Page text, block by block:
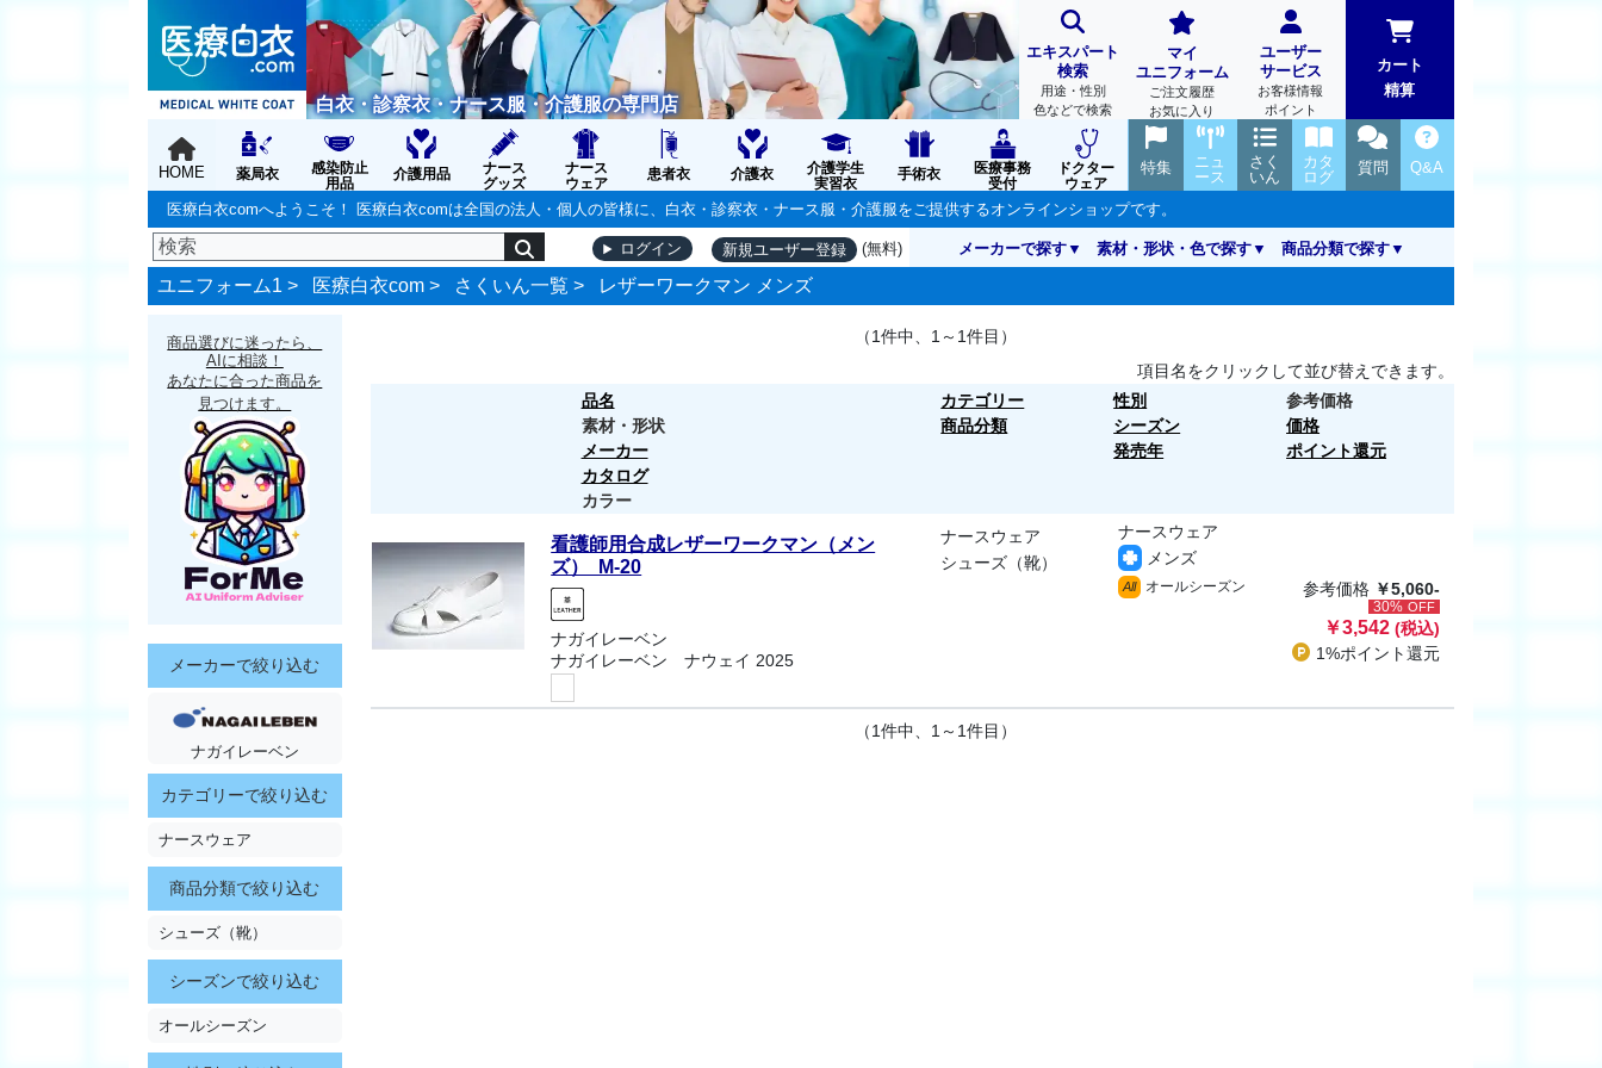
白衣・診察衣・ナース服・介護服の専門店
エキスパート
検索
用途・性別
色などで検索
マイ
ユニフォーム
ご注文履歴
お気に入り
ユーザー
サービス
お客様情報
ポイント
カート
精算
HOME 薬局衣
感染防止
用品
介護用品
ナース
グッズ
ナース
ウェア
患者衣 介護衣
介護学生
実習衣
手術衣
医療事務
受付
ドクター
ウェア
Q&A
質問
カタ
ログ
さく
いん
ニュ
ース
特集
医療白衣comへようこそ！ 医療白衣comは全国の法人・個人の皆様に、白衣・診察衣・ナース服・介護服をご提供するオンラインショップです。
ログイン 新規ユーザー登録 (無料) メーカーで探す 素材・形状・色で探す 商品分類で探す
ユニフォーム1 > 医療白衣com > さくいん一覧 > レザーワークマン メンズ
商品選びに迷ったら、
AIに相談！
あなたに合った商品を
見つけます。
メーカーで絞り込む
ナガイレーベン
カテゴリーで絞り込む
ナースウェア
商品分類で絞り込む
シューズ（靴）
シーズンで絞り込む
オールシーズン
（1件中、1～1件目）
項目名をクリックして並び替えできます。
品名
素材・形状
メーカー
カタログ
カラー
カテゴリー
商品分類
性別
シーズン
発売年
参考価格
価格
ポイント還元
看護師用合成レザーワークマン（メン
ズ） M-20
ナガイレーベン
ナガイレーベン ナウェイ 2025
ナースウェア
シューズ（靴）
ナースウェア
メンズ
All オールシーズン 参考価格 ￥5,060-
30% OFF
￥3,542 (税込)
1%ポイント還元
（1件中、1～1件目）